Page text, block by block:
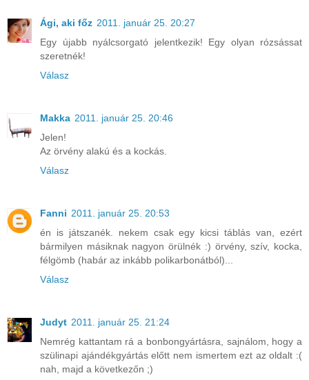
Ági, aki főz 2011. január 25. 20:27
Egy újabb nyálcsorgató jelentkezik! Egy olyan rózsássat
szeretnék!
Válasz
Makka 2011. január 25. 20:46
Jelen!
Az örvény alakú és a kockás.
Válasz
Fanni 2011. január 25. 20:53
én is játszanék. nekem csak egy kicsi táblás van, ezért
bármilyen másiknak nagyon örülnék :) örvény, szív, kocka,
félgömb (habár az inkább polikarbonátból)...
Válasz
Judyt 2011. január 25. 21:24
Nemrég kattantam rá a bonbongyártásra, sajnálom, hogy a
szülinapi ajándékgyártás előtt nem ismertem ezt az oldalt :(
nah, majd a következőn ;)